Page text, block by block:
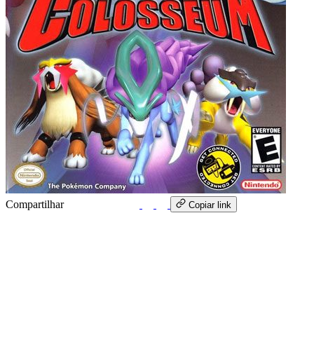
Compartilhar Copiar link